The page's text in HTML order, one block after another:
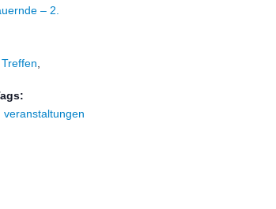
– 2.
Treffen
veranstaltungen